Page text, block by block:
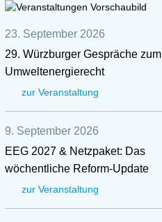
23. September 2026
29. Würzburger Gespräche zum
Umweltenergierecht
zur Veranstaltung
9. September 2026
EEG 2027 & Netzpaket: Das
wöchentliche Reform-Update
zur Veranstaltung